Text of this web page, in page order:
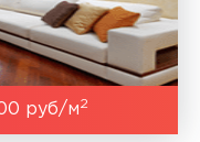
руб/м2